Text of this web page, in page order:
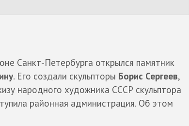
Санкт-Петербурга открылся памятник
. Его создали скульпторы Борис Сергеев,
народного художника СССР скульптора
районная администрация. Об этом